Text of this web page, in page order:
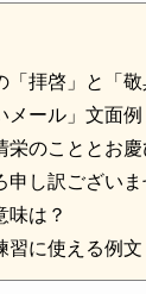
「拝啓」と「
メール」文面例
栄のこととお
申し訳ござい
味は？
習に使える例文